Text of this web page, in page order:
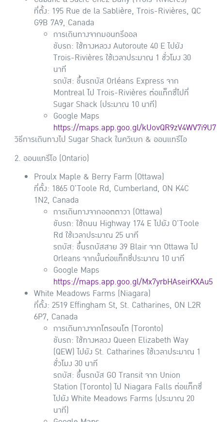
ที่ตั้ง: 195 Rue de la Sablière, Trois-Rivières, QC
G9B 7A9, Canada
การเดินทางจากมอนทรีออล
ขับรถ: ใช้ทางหลวง Autoroute 40 E ไปยัง
Trois-Rivières ใช้เวลาประมาณ 1 ชั่วโมง 30
นาที
รถบัส: ขึ้นรถบัส Orléans Express จาก
Montreal ไป Trois-Rivières ต่อแท็กซี่ไปที่
Sugar Shack (ประมาณ 10 นาที)
Google Maps
https://maps.app.goo.gl/kUovQR9zV4WV7i9U7
วิธีการเดินทางไป Sugar Shack ในควิเบก & ออนแทรีโอ
2. ออนแทรีโอ (Ontario)
Proulx Maple & Berry Farm (Ottawa)
ที่ตั้ง: 1865 O’Toole Rd, Cumberland, ON K4C
1N2, Canada
การเดินทางจากออตตาวา (Ottawa)
ขับรถ: ใช้ถนน Highway 174 E ไปยัง O’Toole
Rd ใช้เวลาประมาณ 25 นาที
รถบัส: ขึ้นรถบัสสาย 39 Blair จาก Ottawa ไป
Orleans จากนั้นต่อแท็กซี่ประมาณ 10 นาที
Google Maps
https://maps.app.goo.gl/Mx7yrbHAseirKXAu5
White Meadows Farms (Niagara)
ที่ตั้ง: 2519 Effingham St, St. Catharines, ON L2R
6P7, Canada
การเดินทางจากโตรอนโต (Toronto)
ขับรถ: ใช้ทางหลวง Queen Elizabeth Way
(QEW) ไปยัง St. Catharines ใช้เวลาประมาณ 1
ชั่วโมง 30 นาที
รถบัส: ขึ้นรถบัส GO Transit จาก Union
Station (Toronto) ไป Niagara Falls ต่อแท็กซี่
ไปยัง White Meadows Farms (ประมาณ 20
นาที)